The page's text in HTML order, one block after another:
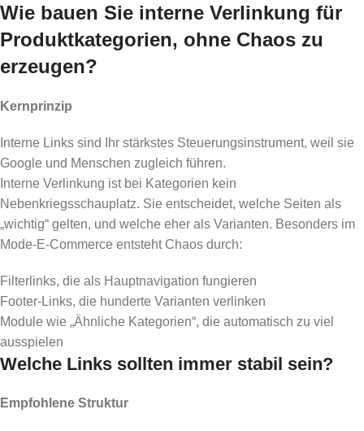
Wie bauen Sie interne Verlinkung für
Produktkategorien, ohne Chaos zu
erzeugen?
Kernprinzip
Interne Links sind Ihr stärkstes Steuerungsinstrument, weil sie
Google und Menschen zugleich führen.
Interne Verlinkung ist bei Kategorien kein
Nebenkriegsschauplatz. Sie entscheidet, welche Seiten als
„wichtig“ gelten, und welche eher als Varianten. Besonders im
Mode-E-Commerce entsteht Chaos durch:
Filterlinks, die als Hauptnavigation fungieren
Footer-Links, die hunderte Varianten verlinken
Module wie „Ähnliche Kategorien“, die automatisch zu viel
ausspielen
Welche Links sollten immer stabil sein?
Empfohlene Struktur